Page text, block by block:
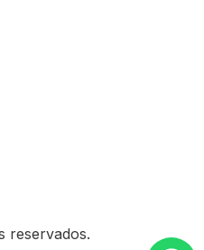
reservados.